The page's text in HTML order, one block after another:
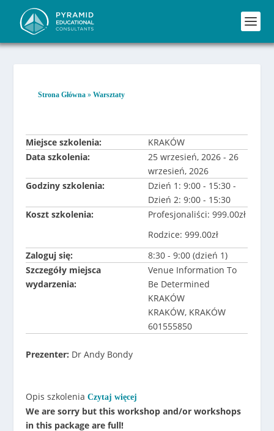
Strona Główna »Warsztaty
Miejsce szkolenia:
KRAKÓW
Data szkolenia:
25 wrzesień, 2026 - 26
wrzesień, 2026
Godziny szkolenia:
Dzień 1: 9:00 - 15:30 -
Dzień 2: 9:00 - 15:30
Koszt szkolenia:
Profesjonaliści: 999.00zł
Rodzice: 999.00zł
Zaloguj się:
8:30 - 9:00 (dzień 1)
Szczegóły miejsca
wydarzenia:
Venue Information To
Be Determined
KRAKÓW
KRAKÓW, KRAKÓW
601555850
Prezenter: Dr Andy Bondy
Opis szkoleniaCzytaj więcej
We are sorry but this workshop and/or workshops
in this package are full!